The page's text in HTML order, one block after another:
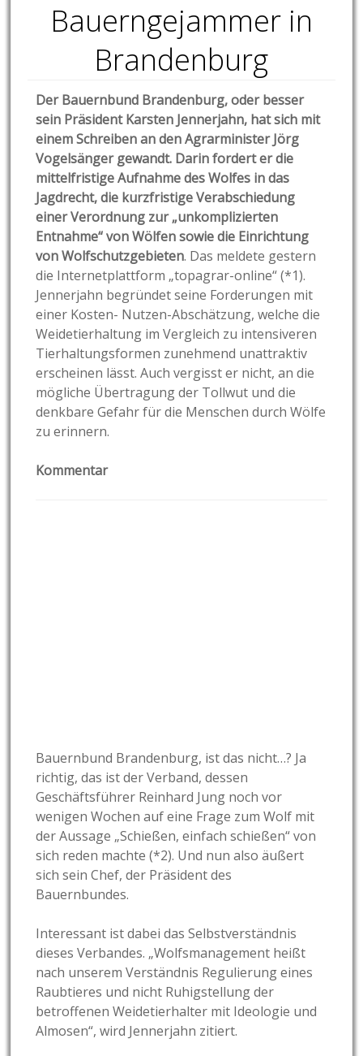
Bauerngejammer in
Brandenburg
Der Bauernbund Brandenburg, oder besser
sein Präsident Karsten Jennerjahn, hat sich mit
einem Schreiben an den Agrarminister Jörg
Vogelsänger gewandt. Darin fordert er die
mittelfristige Aufnahme des Wolfes in das
Jagdrecht, die kurzfristige Verabschiedung
einer Verordnung zur „unkomplizierten
Entnahme“ von Wölfen sowie die Einrichtung
von Wolfschutzgebieten. Das meldete gestern
die Internetplattform „topagrar-online“ (*1).
Jennerjahn begründet seine Forderungen mit
einer Kosten- Nutzen-Abschätzung, welche die
Weidetierhaltung im Vergleich zu intensiveren
Tierhaltungsformen zunehmend unattraktiv
erscheinen lässt. Auch vergisst er nicht,an die
mögliche Übertragung der Tollwut und die
denkbare Gefahr für die Menschen durch Wölfe
zu erinnern.
Kommentar
Bauernbund Brandenburg, ist das nicht…? Ja
richtig, das ist der Verband, dessen
Geschäftsführer Reinhard Jung noch vor
wenigen Wochen auf eine Frage zum Wolf mit
der Aussage „Schießen, einfach schießen“ von
sich reden machte (*2). Und nun also äußert
sich sein Chef, der Präsident des
Bauernbundes.
Interessant ist dabei das Selbstverständnis
dieses Verbandes. „Wolfsmanagement heißt
nach unserem Verständnis Regulierung eines
Raubtieres und nicht Ruhigstellung der
betroffenen Weidetierhalter mit Ideologie und
Almosen“, wird Jennerjahn zitiert.